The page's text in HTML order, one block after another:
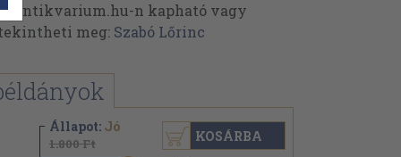
Antikvarium.hu-n kapható vagy
meg: Szabó Lőrinc
Állapot: Jó
1.800 Ft KOSÁRBA